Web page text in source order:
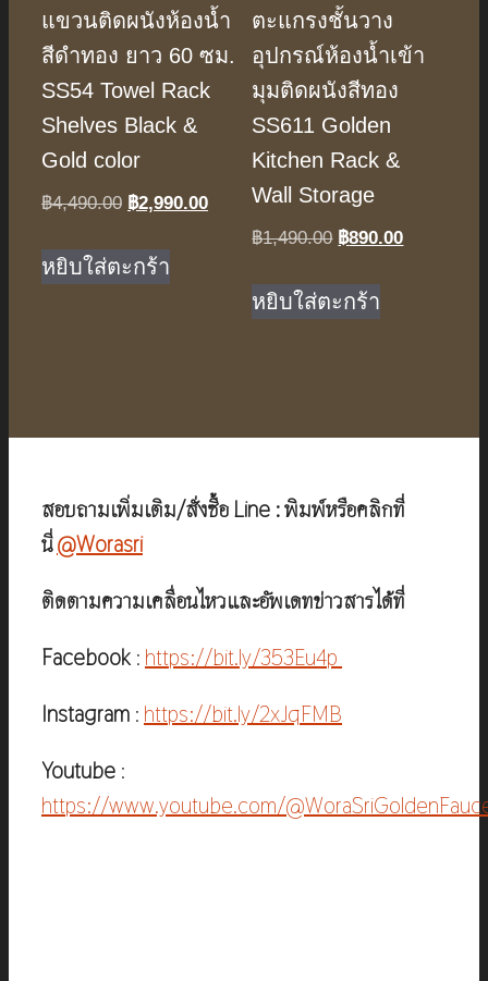
แขวนติดผนังห้องน้ำ
สีดำทอง ยาว 60 ซม.
SS54 Towel Rack
Shelves Black &
Gold color
฿4,490.00 Original
was:
฿4,490.00.
฿2,990.00Current
฿2,990.00.
หยิบใส่ตะกร้า
ตะแกรงชั้นวาง
อุปกรณ์ห้องน้ำเข้า
มุมติดผนังสีทอง
SS611 Golden
Kitchen Rack &
Wall Storage
฿1,490.00 Original
was:
฿1,490.00.
฿890.00Current
หยิบใส่ตะกร้า
สอบถามเพิ่มเติม/สั่งซื้อ Line : พิมพ์หรือคลิกที่
นี่@Worasri
ติดตามความเคลื่อนไหวและอัพเดทข่าวสารได้ที่
Facebook : https://bit.ly/353Eu4p
Instagram : https://bit.ly/2xJqFMB
Youtube :
https://www.youtube.com/